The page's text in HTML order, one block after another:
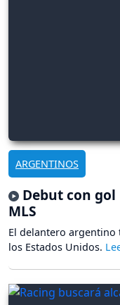
ARGENTINOS
Debut con
MLS
El delantero
los Estados Unidos.